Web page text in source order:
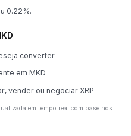
0.22%.
converter
em MKD
vender ou negociar XRP
em tempo real com base nos